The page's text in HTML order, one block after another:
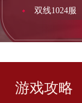
双线1024服
游戏攻略